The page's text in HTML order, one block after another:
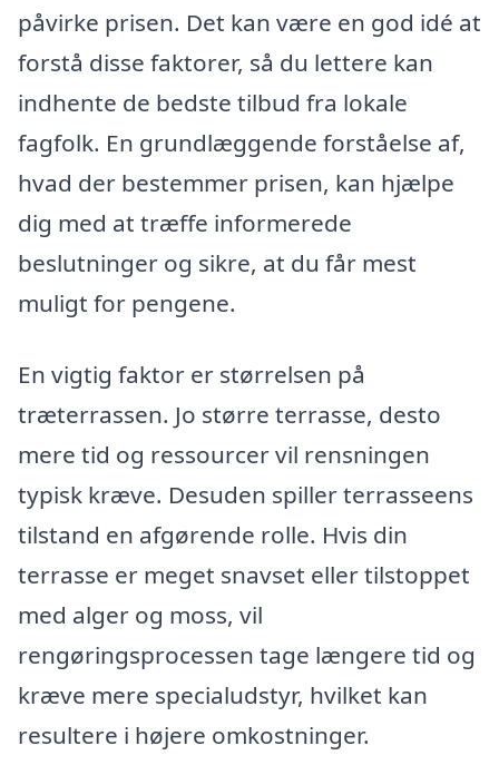
påvirke prisen. Det kan være en god idé at
forstå disse faktorer, så du lettere kan
indhente de bedste tilbud fra lokale
fagfolk. En grundlæggende forståelse af,
hvad der bestemmer prisen, kan hjælpe
dig med at træffe informerede
beslutninger og sikre, at du får mest
muligt for pengene.
En vigtig faktor er størrelsen på
træterrassen. Jo større terrasse, desto
mere tid og ressourcer vil rensningen
typisk kræve. Desuden spiller terrasseens
tilstand en afgørende rolle. Hvis din
terrasse er meget snavset eller tilstoppet
med alger og moss, vil
rengøringsprocessen tage længere tid og
kræve mere specialudstyr, hvilket kan
resultere i højere omkostninger.